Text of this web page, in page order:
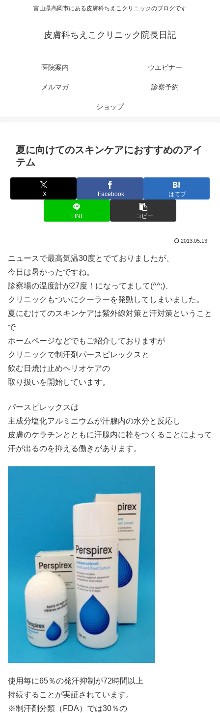
富山県高岡市にある皮膚科ちえこクリニックのブログです
皮膚科ちえこクリニック院長日記
医院案内 ウエビナー
メルマガ 診察予約
ショップ
夏に向けてのスキンケアにおすすめのアイ
テム
X Facebook はてブ
LINE コピー
2013.05.13
ニュースで最高気温30度とでておりましたが、
今日は暑かったですね。
診察場の温度計が27度！になってまして(^^;)、
クリニックもついにクーラーを発動してしまいました。
夏にむけてのスキンケアは紫外線対策と汗対策ということ
で
ホームページなどでもご紹介しておりますが
クリニックで制汗剤パースピレックスと
飲む日焼け止めヘリオケアの
取り扱いを開始しています。
パースピレックスは
主成分塩化アルミニウムが汗腺内の水分と反応し
皮膚のケラチンとともに汗腺内に栓をつくることによって
汗が出るのを抑える働きがあります。
使用毎に65％の発汗抑制が72時間以上
持続することが実証されています。
※制汗剤分類（FDA）では30％の